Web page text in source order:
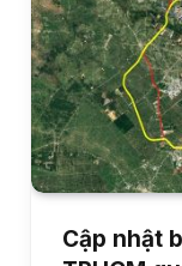
Cập nhật